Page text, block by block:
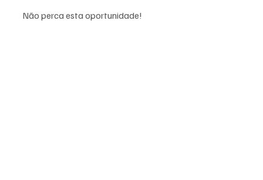
Não perca esta oportunidade!